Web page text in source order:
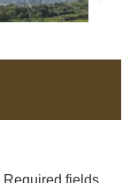
Required fields